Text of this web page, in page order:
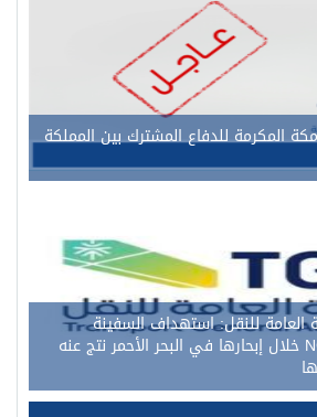
المكرمة للدفاع المشترك بين المملكة
للنقل: استهداف السفينة
السعودية NCC MASA خلال إبحارها في البحر الأحمر نتج عنه